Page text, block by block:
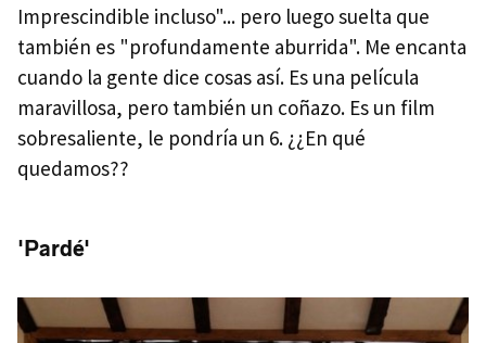
Imprescindible incluso"... pero luego suelta que
también es "profundamente aburrida". Me encanta
cuando la gente dice cosas así. Es una película
maravillosa, pero también un coñazo. Es un film
sobresaliente, le pondría un 6. ¿¿En qué
quedamos??
'Pardé'